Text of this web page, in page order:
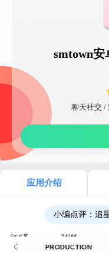
smtown安
聊天社交 /
应用介绍
小编点评： 追